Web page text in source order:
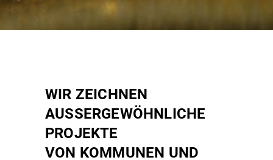
WIR ZEICHNEN
AUSSERGEWÖHNLICHE
PROJEKTE
VON KOMMUNEN UND